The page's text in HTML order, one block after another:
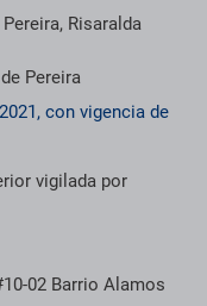
Risaralda
Pereira
con vigencia de
vigilada por
02 Barrio Alamos